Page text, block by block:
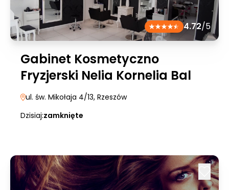
4.72/5
Gabinet Kosmetyczno
Fryzjerski Nelia Kornelia Bal
ul. św. Mikołaja 4/13, Rzeszów
Dzisiaj:zamknięte